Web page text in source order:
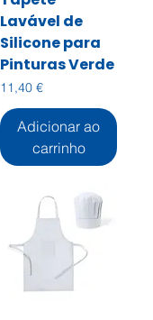
Lavável de
Silicone para
Pinturas Verde
Preço
11,40 €
Adicionar ao
carrinho